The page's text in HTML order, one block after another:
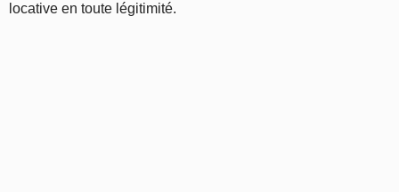
locative en toute légitimité.